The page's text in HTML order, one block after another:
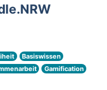
Basiswissen
Gamification